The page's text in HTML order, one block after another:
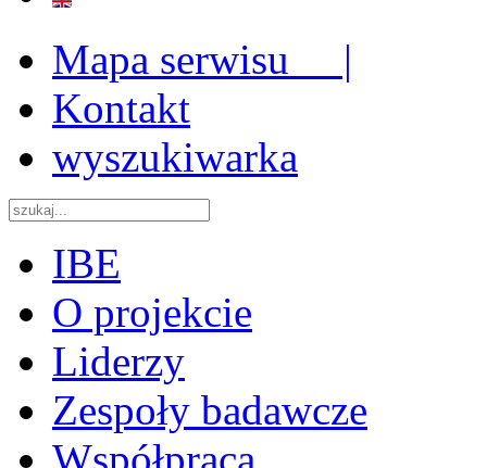
Mapa serwisu |
Kontakt
wyszukiwarka
IBE
O projekcie
Liderzy
Zespoły badawcze